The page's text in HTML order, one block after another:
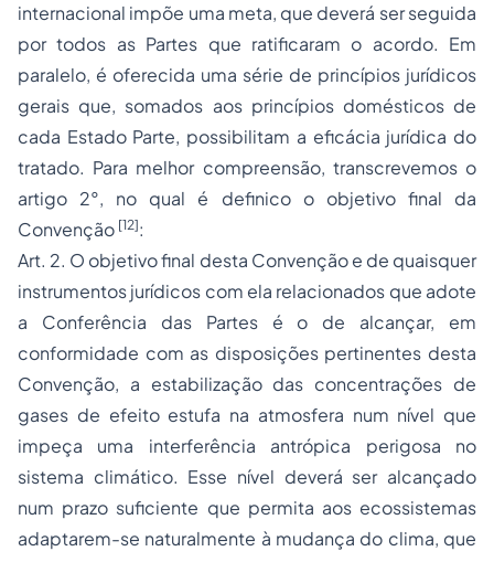
internacional impõe uma meta, que deverá ser seguida
por todos as Partes que ratificaram o acordo. Em
paralelo, é oferecida uma série de princípios jurídicos
gerais que, somados aos princípios domésticos de
cada Estado Parte, possibilitam a eficácia jurídica do
tratado. Para melhor compreensão, transcrevemos o
artigo 2°, no qual é definico o objetivo final da
Convenção [12]:
Art. 2. O objetivo final desta Convenção e de quaisquer
instrumentos jurídicos com ela relacionados que adote
a Conferência das Partes é o de alcançar, em
conformidade com as disposições pertinentes desta
Convenção, a estabilização das concentrações de
gases de efeito estufa na atmosfera num nível que
impeça uma interferência antrópica perigosa no
sistema climático. Esse nível deverá ser alcançado
num prazo suficiente que permita aos ecossistemas
adaptarem-se naturalmente à mudança do clima, que